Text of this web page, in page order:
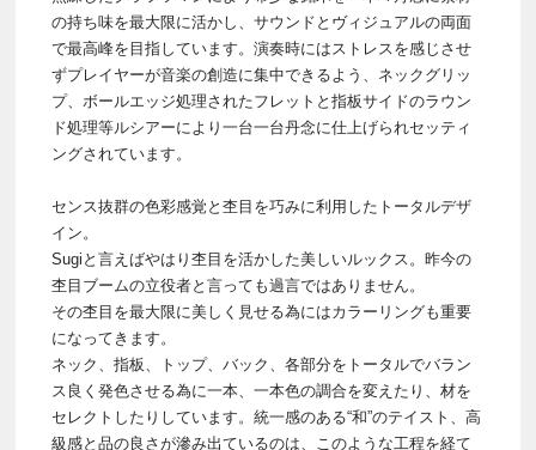
の持ち味を最大限に活かし、サウンドとヴィジュアルの両面
で最高峰を目指しています。演奏時にはストレスを感じさせ
ずプレイヤーが音楽の創造に集中できるよう、ネックグリッ
プ、ボールエッジ処理されたフレットと指板サイドのラウン
ド処理等ルシアーにより一台一台丹念に仕上げられセッティ
ングされています。
センス抜群の色彩感覚と杢目を巧みに利用したトータルデザ
イン。
Sugiと言えばやはり杢目を活かした美しいルックス。昨今の
杢目ブームの立役者と言っても過言ではありません。
その杢目を最大限に美しく見せる為にはカラーリングも重要
になってきます。
ネック、指板、トップ、バック、各部分をトータルでバラン
ス良く発色させる為に一本、一本色の調合を変えたり、材を
セレクトしたりしています。統一感のある“和”のテイスト、高
級感と品の良さが滲み出ているのは、このような工程を経て